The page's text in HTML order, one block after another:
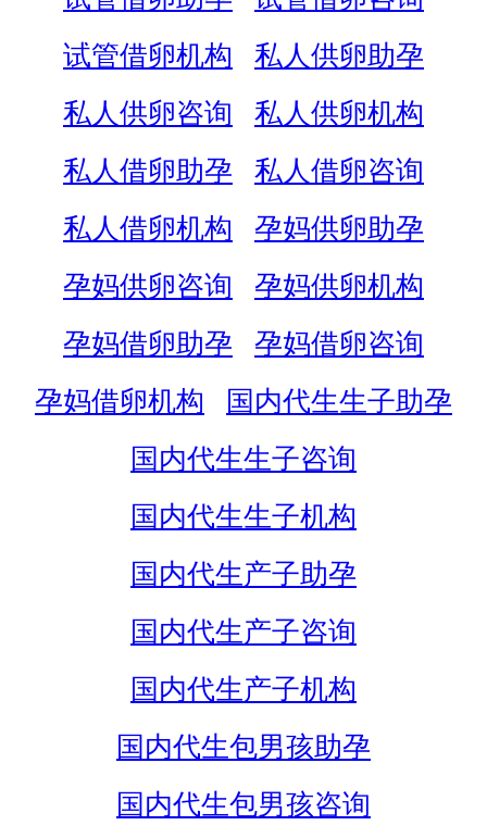
试管借卵机构
私人供卵助孕
私人供卵咨询
私人供卵机构
私人借卵助孕
私人借卵咨询
私人借卵机构
孕妈供卵助孕
孕妈供卵咨询
孕妈供卵机构
孕妈借卵助孕
孕妈借卵咨询
孕妈借卵机构
国内代生生子助孕
国内代生生子咨询
国内代生生子机构
国内代生产子助孕
国内代生产子咨询
国内代生产子机构
国内代生包男孩助孕
国内代生包男孩咨询